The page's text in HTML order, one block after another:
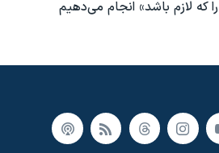
را که لازم باشد» انجام می‌دهیم